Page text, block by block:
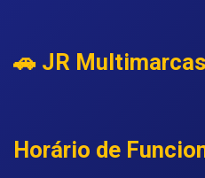
🚗 JR
Horário de